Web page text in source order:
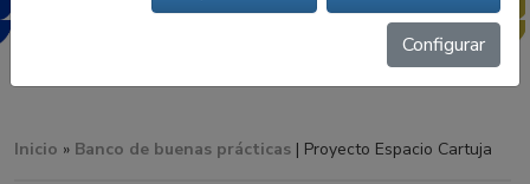
Inicio » Banco de buenas prácticas | Proyecto Espacio Cartuja
Configurar